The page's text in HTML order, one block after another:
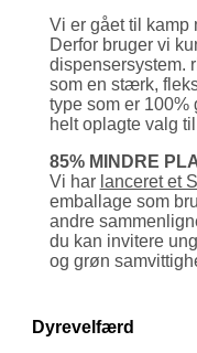
Vi er gået til kamp
Derfor bruger vi
dispenser­system.
som en stærk,
type som er 100%
helt oplagte valg
85% MINDRE
Vi har lanceret et
embal­lage som
andre
du kan invitere
og grøn
Dyre­velfærd